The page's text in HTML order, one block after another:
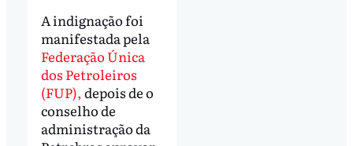
A indignação foi
manifestada pela
Federação Única
dos Petroleiros
(FUP), depois de o
conselho de
administração da